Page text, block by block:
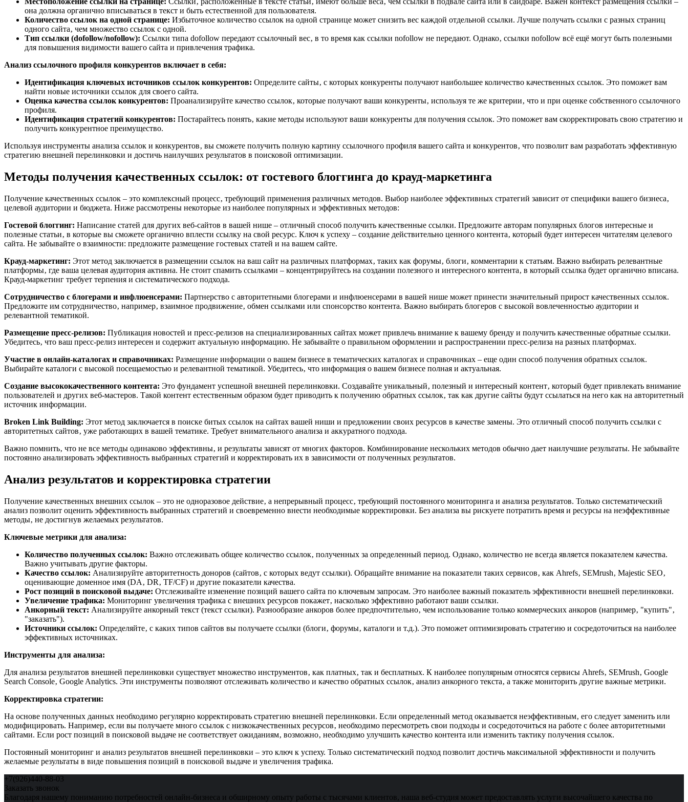
она должна органично вписываться в текст и быть естественной для пользователя.
Количество ссылок на одной странице: Избыточное количество ссылок на одной странице может снизить вес каждой отдельной ссылки. Лучше получать ссылки с разных страниц
одного сайта‚ чем множество ссылок с одной.
Тип ссылки (dofollow/nofollow): Ссылки типа dofollow передают ссылочный вес‚ в то время как ссылки nofollow не передают. Однако‚ ссылки nofollow всё ещё могут быть полезными
для повышения видимости вашего сайта и привлечения трафика.
Анализ ссылочного профиля конкурентов включает в себя:
Идентификация ключевых источников ссылок конкурентов: Определите сайты‚ с которых конкуренты получают наибольшее количество качественных ссылок. Это поможет вам
найти новые источники ссылок для своего сайта.
Оценка качества ссылок конкурентов: Проанализируйте качество ссылок‚ которые получают ваши конкуренты‚ используя те же критерии‚ что и при оценке собственного ссылочного
профиля.
Идентификация стратегий конкурентов: Постарайтесь понять‚ какие методы используют ваши конкуренты для получения ссылок. Это поможет вам скорректировать свою стратегию и
получить конкурентное преимущество.
Используя инструменты анализа ссылок и конкурентов‚ вы сможете получить полную картину ссылочного профиля вашего сайта и конкурентов‚ что позволит вам разработать эффективную
стратегию внешней перелинковки и достичь наилучших результатов в поисковой оптимизации.
Методы получения качественных ссылок: от гостевого блоггинга до крауд-маркетинга
Получение качественных ссылок – это комплексный процесс‚ требующий применения различных методов. Выбор наиболее эффективных стратегий зависит от специфики вашего бизнеса‚
целевой аудитории и бюджета. Ниже рассмотрены некоторые из наиболее популярных и эффективных методов:
Гостевой блоггинг: Написание статей для других веб-сайтов в вашей нише – отличный способ получить качественные ссылки. Предложите авторам популярных блогов интересные и
полезные статьи‚ в которые вы сможете органично вплести ссылку на свой ресурс. Ключ к успеху – создание действительно ценного контента‚ который будет интересен читателям целевого
сайта. Не забывайте о взаимности: предложите размещение гостевых статей и на вашем сайте.
Крауд-маркетинг: Этот метод заключается в размещении ссылок на ваш сайт на различных платформах‚ таких как форумы‚ блоги‚ комментарии к статьям. Важно выбирать релевантные
платформы‚ где ваша целевая аудитория активна. Не стоит спамить ссылками – концентрируйтесь на создании полезного и интересного контента‚ в который ссылка будет органично вписана.
Крауд-маркетинг требует терпения и систематического подхода.
Сотрудничество с блогерами и инфлюенсерами: Партнерство с авторитетными блогерами и инфлюенсерами в вашей нише может принести значительный прирост качественных ссылок.
Предложите им сотрудничество‚ например‚ взаимное продвижение‚ обмен ссылками или спонсорство контента. Важно выбирать блогеров с высокой вовлеченностью аудитории и
релевантной тематикой.
Размещение пресс-релизов: Публикация новостей и пресс-релизов на специализированных сайтах может привлечь внимание к вашему бренду и получить качественные обратные ссылки.
Убедитесь‚ что ваш пресс-релиз интересен и содержит актуальную информацию. Не забывайте о правильном оформлении и распространении пресс-релиза на разных платформах.
Участие в онлайн-каталогах и справочниках: Размещение информации о вашем бизнесе в тематических каталогах и справочниках – еще один способ получения обратных ссылок.
Выбирайте каталоги с высокой посещаемостью и релевантной тематикой. Убедитесь‚ что информация о вашем бизнесе полная и актуальная.
Создание высококачественного контента: Это фундамент успешной внешней перелинковки. Создавайте уникальный‚ полезный и интересный контент‚ который будет привлекать внимание
пользователей и других веб-мастеров. Такой контент естественным образом будет приводить к получению обратных ссылок‚ так как другие сайты будут ссылаться на него как на авторитетный
источник информации.
Broken Link Building: Этот метод заключается в поиске битых ссылок на сайтах вашей ниши и предложении своих ресурсов в качестве замены. Это отличный способ получить ссылки с
авторитетных сайтов‚ уже работающих в вашей тематике. Требует внимательного анализа и аккуратного подхода.
Важно помнить‚ что не все методы одинаково эффективны‚ и результаты зависят от многих факторов. Комбинирование нескольких методов обычно дает наилучшие результаты. Не забывайте
постоянно анализировать эффективность выбранных стратегий и корректировать их в зависимости от полученных результатов.
Анализ результатов и корректировка стратегии
Получение качественных внешних ссылок – это не одноразовое действие‚ а непрерывный процесс‚ требующий постоянного мониторинга и анализа результатов. Только систематический
анализ позволит оценить эффективность выбранных стратегий и своевременно внести необходимые корректировки. Без анализа вы рискуете потратить время и ресурсы на неэффективные
методы‚ не достигнув желаемых результатов.
Ключевые метрики для анализа:
Количество полученных ссылок: Важно отслеживать общее количество ссылок‚ полученных за определенный период. Однако‚ количество не всегда является показателем качества.
Важно учитывать другие факторы.
Качество ссылок: Анализируйте авторитетность доноров (сайтов‚ с которых ведут ссылки). Обращайте внимание на показатели таких сервисов‚ как Ahrefs‚ SEMrush‚ Majestic SEO‚
оценивающие доменное имя (DA‚ DR‚ TF/CF) и другие показатели качества.
Рост позиций в поисковой выдаче: Отслеживайте изменение позиций вашего сайта по ключевым запросам. Это наиболее важный показатель эффективности внешней перелинковки.
Увеличение трафика: Мониторинг увеличения трафика с внешних ресурсов покажет‚ насколько эффективно работают ваши ссылки.
Анкорный текст: Анализируйте анкорный текст (текст ссылки). Разнообразие анкоров более предпочтительно‚ чем использование только коммерческих анкоров (например‚ "купить"‚
"заказать").
Источники ссылок: Определяйте‚ с каких типов сайтов вы получаете ссылки (блоги‚ форумы‚ каталоги и т.д.). Это поможет оптимизировать стратегию и сосредоточиться на наиболее
эффективных источниках.
Инструменты для анализа:
Для анализа результатов внешней перелинковки существует множество инструментов‚ как платных‚ так и бесплатных. К наиболее популярным относятся сервисы Ahrefs‚ SEMrush‚ Google
Search Console‚ Google Analytics. Эти инструменты позволяют отслеживать количество и качество обратных ссылок‚ анализ анкорного текста‚ а также мониторить другие важные метрики.
Корректировка стратегии:
На основе полученных данных необходимо регулярно корректировать стратегию внешней перелинковки. Если определенный метод оказывается неэффективным‚ его следует заменить или
модифицировать. Например‚ если вы получаете много ссылок с низкокачественных ресурсов‚ необходимо пересмотреть свои подходы и сосредоточиться на работе с более авторитетными
сайтами. Если рост позиций в поисковой выдаче не соответствует ожиданиям‚ возможно‚ необходимо улучшить качество контента или изменить тактику получения ссылок.
Постоянный мониторинг и анализ результатов внешней перелинковки – это ключ к успеху. Только систематический подход позволит достичь максимальной эффективности и получить
желаемые результаты в виде повышения позиций в поисковой выдаче и увеличения трафика.
+7(926)440-88-03
Заказать звонок
Благодаря нашему пониманию потребностей онлайн-бизнеса и обширному опыту работы с тысячами клиентов, наша веб-студия может предоставлять услуги высочайшего качества по